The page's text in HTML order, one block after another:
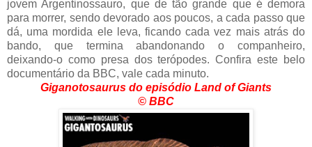
jovem Argentinossauro, que de tão grande que é demora
para morrer, sendo devorado aos poucos, a cada passo que
dá, uma mordida ele leva, ficando cada vez mais atrás do
bando, que termina abandonando o companheiro,
deixando-o como presa dos terópodes. Confira este belo
documentário da BBC, vale cada minuto.
Giganotosaurus do episódio Land of Giants
© BBC